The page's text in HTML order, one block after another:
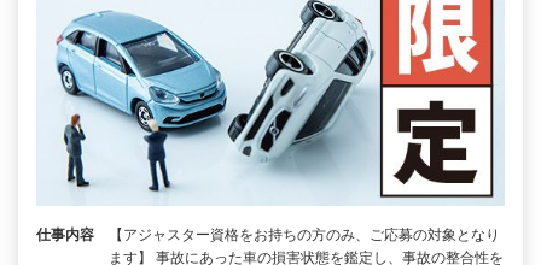
仕事内容
【アジャスター資格をお持ちの方のみ、ご応募の対象となり
ます】 事故にあった車の損害状態を鑑定し、事故の整合性を